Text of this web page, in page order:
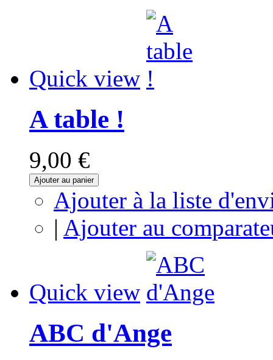
Quick view
A table !
9,00 €
Ajouter au panier
Ajouter à la liste
| Ajouter au
Quick view
ABC d'Ange